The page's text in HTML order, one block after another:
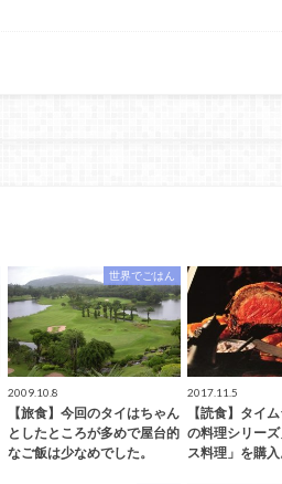
世界でごはん
2009.10.8
【旅食】今回のタイはちゃん
としたところが多めで屋台的
なご飯は少なめでした。
2017.11.5
【読食】タイ
の料理シリー
ス料理」を購